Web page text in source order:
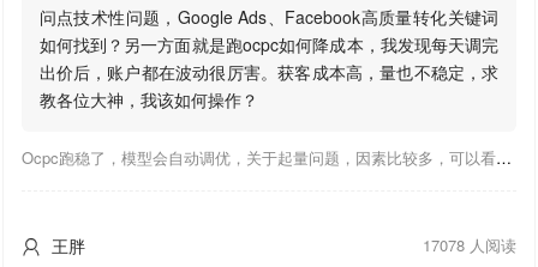
问点技术性问题，Google Ads、Facebook高质量转化关键词
如何找到？另一方面就是跑ocpc如何降成本，我发现每天调完
出价后，账户都在波动很厉害。获客成本高，量也不稳定，求
教各位大神，我该如何操作？
Ocpc跑稳了，模型会自动调优，关于起量问题，因素比较多，可以看下靠谱推大神出的干货文章，都是经验总结，应该可以找到对应解决。
 王胖 17078 人阅读